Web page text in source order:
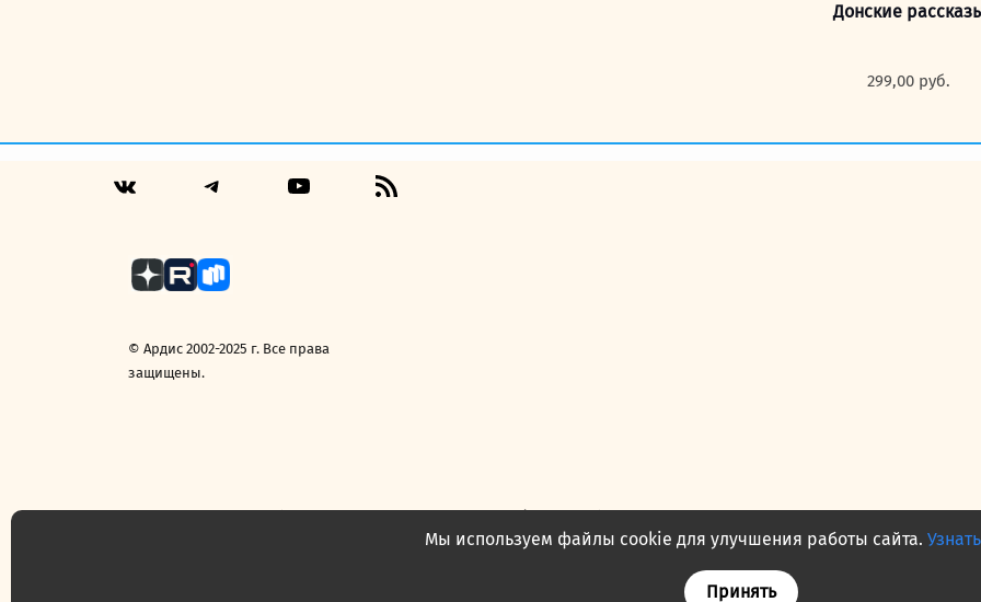
Донские
299,00 руб.
Telegram
© Ардис 2002-2025 г. Все права
защищены.
Часто задаваемые вопросы
Контакты О нас
Мы используем файлы cookie для улучшения работы сайта.
Принять